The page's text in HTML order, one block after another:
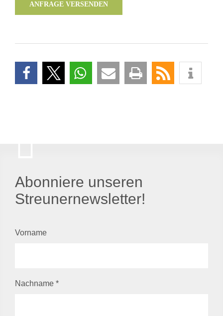
ANFRAGE VERSENDEN
Abonniere unseren
Streunernewsletter!
Vorname
Nachname *